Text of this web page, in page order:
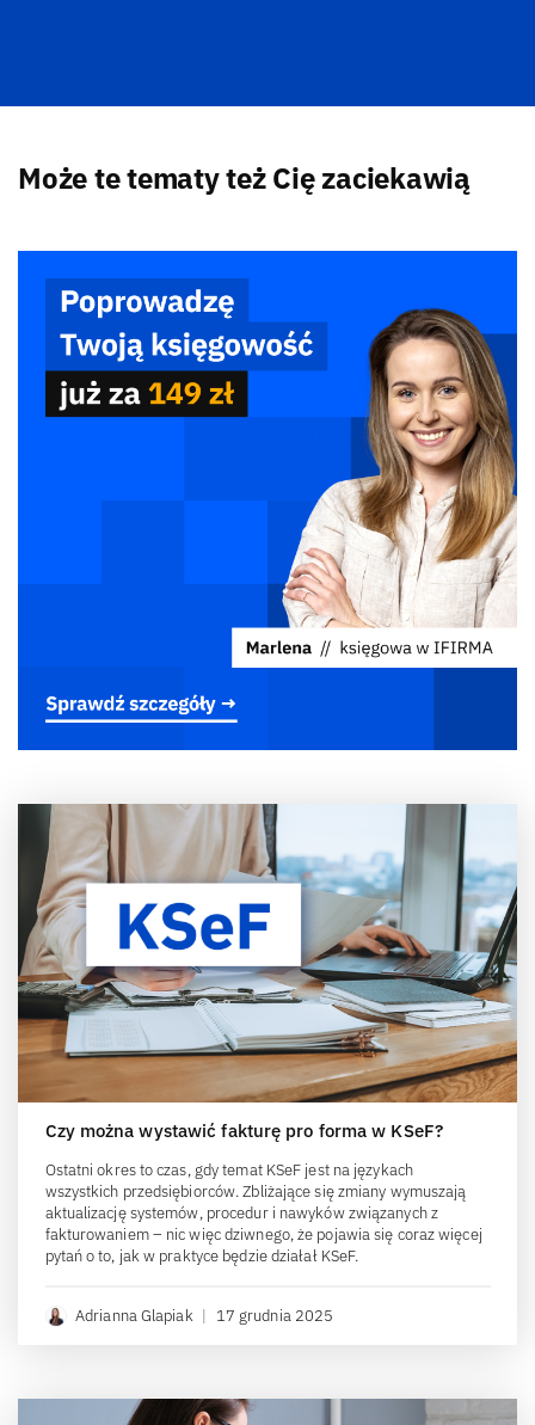
Może te tematy też Cię zaciekawią
Czy można wystawić fakturę pro forma w KSeF?
Ostatni okres to czas, gdy temat KSeF jest na językach
wszystkich przedsiębiorców. Zbliżające się zmiany wymuszają
aktualizację systemów, procedur i nawyków związanych z
fakturowaniem – nic więc dziwnego, że pojawia się coraz więcej
pytań o to, jak w praktyce będzie działał KSeF.
Adrianna Glapiak 17 grudnia 2025